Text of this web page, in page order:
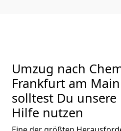
Umzug nach
Frankfurt am
solltest Du
Hilfe nutzen